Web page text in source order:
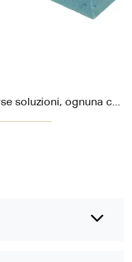
Il mercato rende disponibili diverse soluzioni, ognuna con diverse caratteristiche peculiari, materiali e proprietà: se hai bisogno di supporto da ...